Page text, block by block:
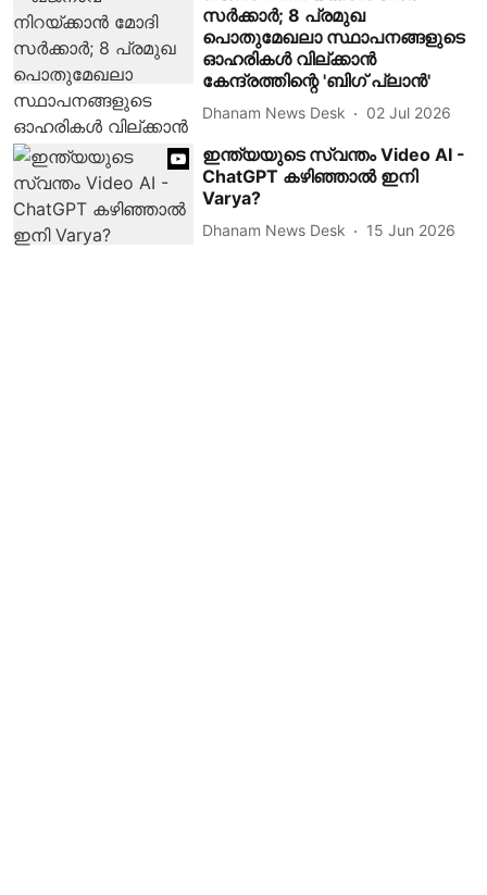
സര്‍ക്കാര്‍; 8 പ്രമുഖ
പൊതുമേഖലാ സ്ഥാപനങ്ങളുടെ
ഓഹരികള്‍ വില്ക്കാന്‍
കേന്ദ്രത്തിന്റെ 'ബിഗ് പ്ലാന്‍'
Dhanam News Desk 02 Jul 2026
ഇന്ത്യയുടെ സ്വന്തം Video AI -
ChatGPT കഴിഞ്ഞാൽ ഇനി
Varya?
Dhanam News Desk 15 Jun 2026